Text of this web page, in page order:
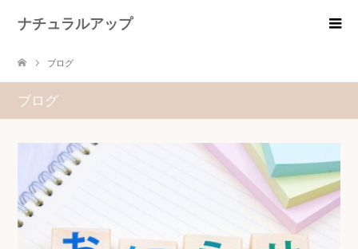
ナチュラルアップ
ブログ
ブログ